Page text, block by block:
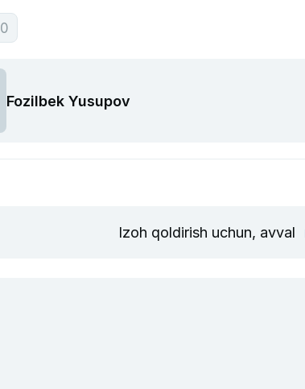
0
Fozilbek Yusupov
Izoh qoldirish uchun, avval